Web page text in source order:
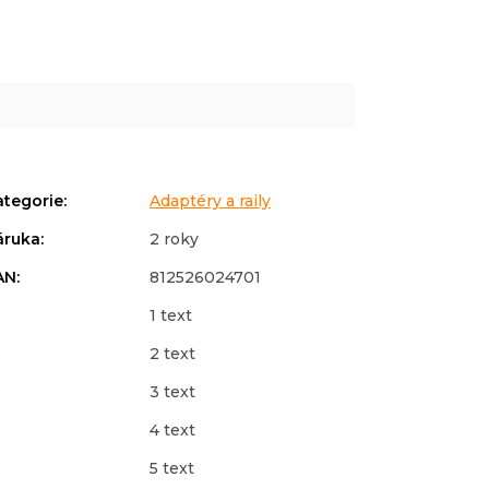
:
Adaptéry a raily
:
2 roky
:
812526024701
1 text
2 text
3 text
4 text
5 text